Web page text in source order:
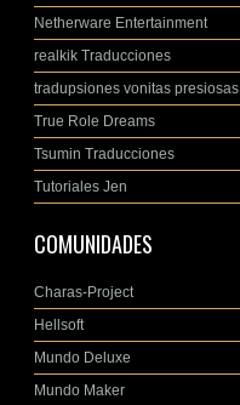
Netherware Entertainment
realkik Traducciones
tradupsiones vonitas presiosas
True Role Dreams
Tsumin Traducciones
Tutoriales Jen
COMUNIDADES
Charas-Project
Hellsoft
Mundo Deluxe
Mundo Maker